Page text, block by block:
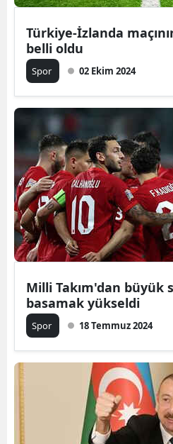
Türkiye-İzlanda
belli oldu
Spor 02 Ekim 2024
Milli Takım'dan büyük
basamak yükseldi
Spor 18 Temmuz 2024